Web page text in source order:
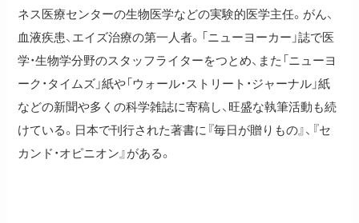
ネス医療センターの生物医学などの実験的医学主任。がん、
血液疾患、エイズ治療の第一人者。「ニューヨーカー」誌で医
学・生物学分野のスタッフライターをつとめ、また「ニューヨ
ーク・タイムズ」紙や「ウォール・ストリート・ジャーナル」紙
などの新聞や多くの科学雑誌に寄稿し、旺盛な執筆活動も続
けている。日本で刊行された著書に『毎日が贈りもの』、『セ
カンド・オピニオン』がある。